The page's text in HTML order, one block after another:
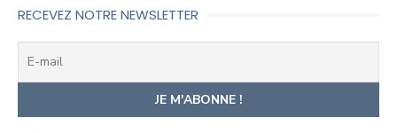
RECEVEZ NOTRE NEWSLETTER